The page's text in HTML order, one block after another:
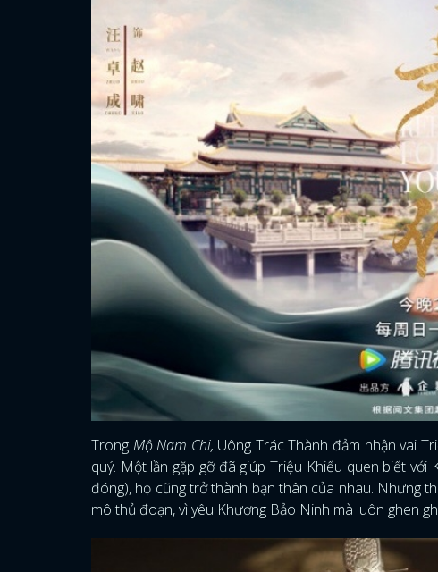
Trong Mộ Nam Chi, Uông Trác Thành đảm nhận vai
quý. Một lần gặp gỡ đã giúp Triệu Khiếu quen biết
đóng), họ cũng trở thành bạn thân của nhau. Nhưng
mô thủ đoạn, vì yêu Khương Bảo Ninh mà luôn ghen